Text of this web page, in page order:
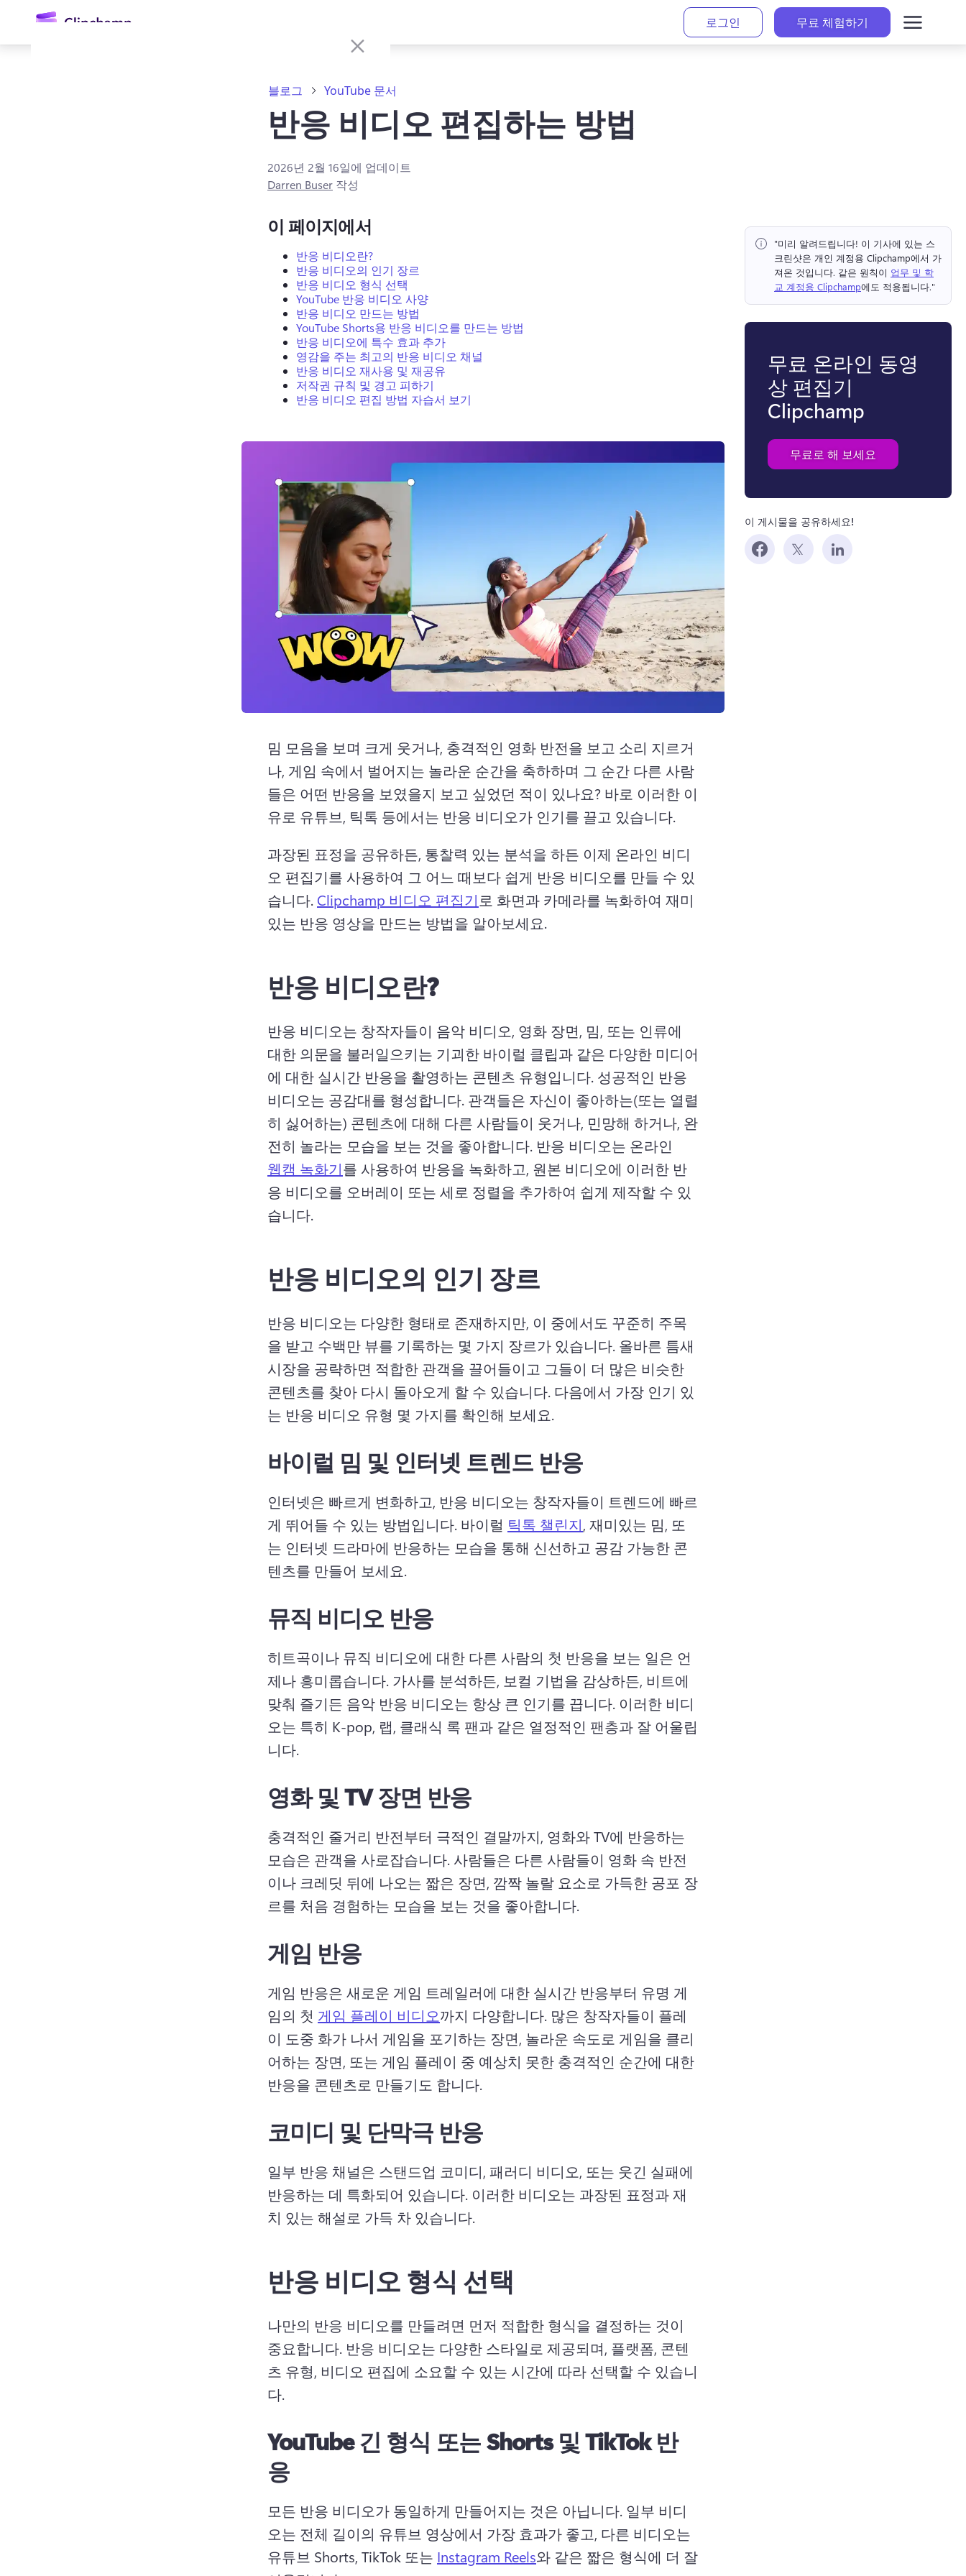
로
로그인 무료 체험하기
블로그 YouTube 문서
반응 비디오 편집하는 방법
2026년 2월 16일에 업데이트
Darren Buser 작성
이 페이지에서
반응 비디오란?
반응 비디오의 인기 장르
반응 비디오 형식 선택
YouTube 반응 비디오 사양
반응 비디오 만드는 방법
YouTube Shorts용 반응 비디오를 만드는 방법
반응 비디오에 특수 효과 추가
영감을 주는 최고의 반응 비디오 채널
반응 비디오 재사용 및 재공유
저작권 규칙 및 경고 피하기
반응 비디오 편집 방법 자습서 보기
밈 모음을 보며 크게 웃거나, 충격적인 영화 반전을 보고 소리 지르거
나, 게임 속에서 벌어지는 놀라운 순간을 축하하며 그 순간 다른 사람
들은 어떤 반응을 보였을지 보고 싶었던 적이 있나요? 바로 이러한 이
유로 유튜브, 틱톡 등에서는 반응 비디오가 인기를 끌고 있습니다.
과장된 표정을 공유하든, 통찰력 있는 분석을 하든 이제 온라인 비디
오 편집기를 사용하여 그 어느 때보다 쉽게 반응 비디오를 만들 수 있
습니다. Clipchamp 비디오 편집기 로 화면과 카메라를 녹화하여 재미
있는 반응 영상을 만드는 방법을 알아보세요.
반응 비디오란?
반응 비디오는 창작자들이 음악 비디오, 영화 장면, 밈, 또는 인류에
대한 의문을 불러일으키는 기괴한 바이럴 클립과 같은 다양한 미디어
에 대한 실시간 반응을 촬영하는 콘텐츠 유형입니다. 성공적인 반응
비디오는 공감대를 형성합니다. 관객들은 자신이 좋아하는(또는 열렬
히 싫어하는) 콘텐츠에 대해 다른 사람들이 웃거나, 민망해 하거나, 완
전히 놀라는 모습을 보는 것을 좋아합니다. 반응 비디오는 온라인
웹캠 녹화기를 사용하여 반응을 녹화하고, 원본 비디오에 이러한 반
응 비디오를 오버레이 또는 세로 정렬을 추가하여 쉽게 제작할 수 있
습니다.
반응 비디오의 인기 장르
반응 비디오는 다양한 형태로 존재하지만, 이 중에서도 꾸준히 주목
을 받고 수백만 뷰를 기록하는 몇 가지 장르가 있습니다. 올바른 틈새
시장을 공략하면 적합한 관객을 끌어들이고 그들이 더 많은 비슷한
콘텐츠를 찾아 다시 돌아오게 할 수 있습니다. 다음에서 가장 인기 있
는 반응 비디오 유형 몇 가지를 확인해 보세요.
바이럴 밈 및 인터넷 트렌드 반응
인터넷은 빠르게 변화하고, 반응 비디오는 창작자들이 트렌드에 빠르
게 뛰어들 수 있는 방법입니다. 바이럴 틱톡 챌린지, 재미있는 밈, 또
는 인터넷 드라마에 반응하는 모습을 통해 신선하고 공감 가능한 콘
텐츠를 만들어 보세요.
뮤직 비디오 반응
히트곡이나 뮤직 비디오에 대한 다른 사람의 첫 반응을 보는 일은 언
제나 흥미롭습니다. 가사를 분석하든, 보컬 기법을 감상하든, 비트에
맞춰 즐기든 음악 반응 비디오는 항상 큰 인기를 끕니다. 이러한 비디
오는 특히 K-pop, 랩, 클래식 록 팬과 같은 열정적인 팬층과 잘 어울립
니다.
영화 및 TV 장면 반응
충격적인 줄거리 반전부터 극적인 결말까지, 영화와 TV에 반응하는
모습은 관객을 사로잡습니다. 사람들은 다른 사람들이 영화 속 반전
이나 크레딧 뒤에 나오는 짧은 장면, 깜짝 놀랄 요소로 가득한 공포 장
르를 처음 경험하는 모습을 보는 것을 좋아합니다.
게임 반응
게임 반응은 새로운 게임 트레일러에 대한 실시간 반응부터 유명 게
임의 첫 게임 플레이 비디오까지 다양합니다. 많은 창작자들이 플레
이 도중 화가 나서 게임을 포기하는 장면, 놀라운 속도로 게임을 클리
어하는 장면, 또는 게임 플레이 중 예상치 못한 충격적인 순간에 대한
반응을 콘텐츠로 만들기도 합니다.
코미디 및 단막극 반응
일부 반응 채널은 스탠드업 코미디, 패러디 비디오, 또는 웃긴 실패에
반응하는 데 특화되어 있습니다. 이러한 비디오는 과장된 표정과 재
치 있는 해설로 가득 차 있습니다.
반응 비디오 형식 선택
나만의 반응 비디오를 만들려면 먼저 적합한 형식을 결정하는 것이
중요합니다. 반응 비디오는 다양한 스타일로 제공되며, 플랫폼, 콘텐
츠 유형, 비디오 편집에 소요할 수 있는 시간에 따라 선택할 수 있습니
다.
YouTube 긴 형식 또는 Shorts 및 TikTok 반
응
모든 반응 비디오가 동일하게 만들어지는 것은 아닙니다. 일부 비디
오는 전체 길이의 유튜브 영상에서 가장 효과가 좋고, 다른 비디오는
유튜브 Shorts, TikTok 또는 Instagram Reels와 같은 짧은 형식에 더 잘
"미리 알려드립니다! 이 기사에 있는 스
크린샷은 개인 계정용 Clipchamp에서 가
져온 것입니다. 같은 원칙이 업무 및 학
교 계정용 Clipchamp에도 적용됩니다."
무료 온라인 동영
상 편집기
Clipchamp
무료로 해 보세요
이 게시물을 공유하세요!